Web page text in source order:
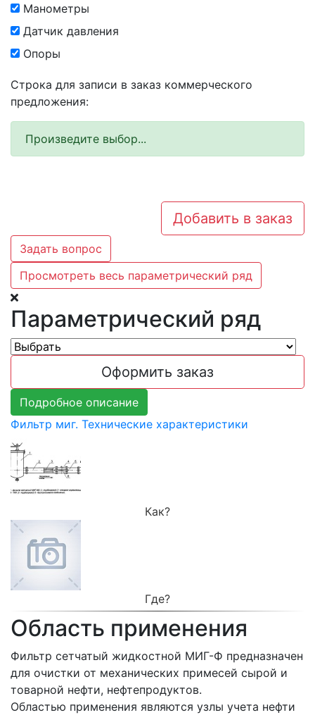
Манометры
Датчик давления
Опоры
Строка для записи в заказ коммерческого
предложения:
Произведите выбор...
Добавить в заказ
Задать вопрос
Просмотреть весь параметрический ряд
Параметрический ряд
Оформить заказ
Подробное описание
Фильтр миг. Технические характеристики
Как?
Где?
Область применения
Фильтр сетчатый жидкостной МИГ-Ф предназначен
для очистки от механических примесей сырой и
товарной нефти, нефтепродуктов.
Областью применения являются узлы учета нефти